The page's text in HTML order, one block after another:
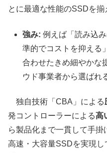
とに最適な性能のSSDを揃
強み: 例えば「読み込
準的でコストを抑える
合わせたきめ細やかな
ウド事業者から選ばれ
独自技術「CBA」による
発コントローラーによる高
ら製品化まで一貫して手
高速・大容量SSDを実現